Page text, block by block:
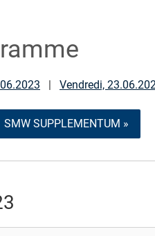
| Vendredi,
SMW SUPPLEMENTUM »